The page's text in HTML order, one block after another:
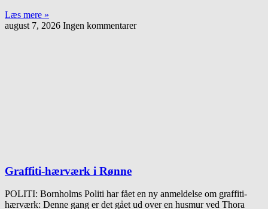
Læs mere »
august 7, 2026 Ingen kommentarer
Graffiti-hærværk i Rønne
POLITI: Bornholms Politi har fået en ny anmeldelse om graffiti-
hærværk: Denne gang er det gået ud over en husmur ved Thora